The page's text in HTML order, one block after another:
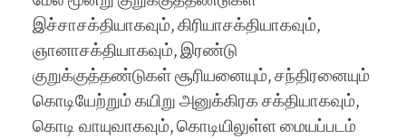
இச்சாசக்தியாகவும், கிரியாசக்தியாகவும்,
ஞானாசக்தியாகவும், இரண்டு
குறுக்குத்தண்டுகள் சூரியனையும், சந்திரனையும்
கொடியேற்றும் கயிறு அனுக்கிரக சக்தியாகவும்,
கொடி வாயுவாகவும், கொடியிலுள்ள மையப்படம்